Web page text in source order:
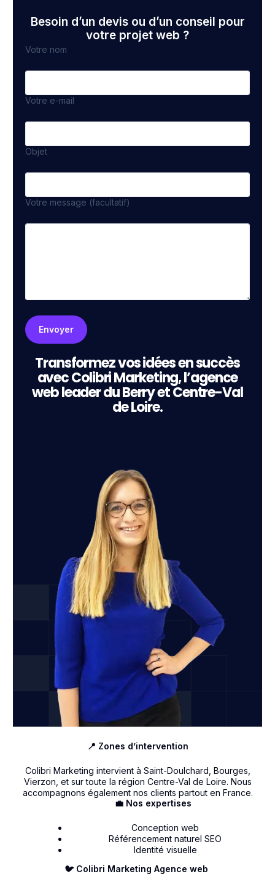
Besoin d’un devis ou d’un conseil pour
votre projet web ?
Votre nom
Votre e-mail
Objet
Votre message (facultatif)
Transformez vos idées en succès
avec Colibri Marketing, l’agence
web leader du Berry et Centre-Val
de Loire.
🐦 Colibri Marketing Agence web
💼 Nos expertises
Conception web
Référencement naturel SEO
Identité visuelle
📍 Zones d’intervention
Colibri Marketing intervient à Saint-Doulchard, Bourges,
Vierzon, et sur toute la région Centre-Val de Loire. Nous
accompagnons également nos clients partout en France.